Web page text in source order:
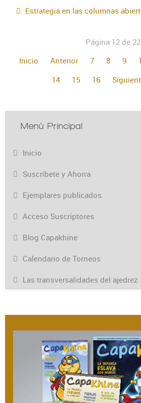
Estrategia en las columnas
Página 12 de 22
Inicio
Anterior 7 8 9
14
15 16
Menú Principal
Inicio
Suscríbete y Ahorra
Ejemplares publicados
Acceso Suscriptores
Blog Capakhine
Calendario de Torneos
Las transversalidades del ajedrez